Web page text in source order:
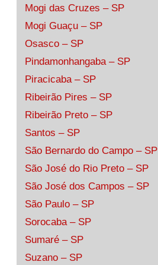
Mogi das Cruzes – SP
Mogi Guaçu – SP
Osasco – SP
Pindamonhangaba – SP
Piracicaba – SP
Ribeirão Pires – SP
Ribeirão Preto – SP
Santos – SP
São Bernardo do Campo – SP
São José do Rio Preto – SP
São José dos Campos – SP
São Paulo – SP
Sorocaba – SP
Sumaré – SP
Suzano – SP